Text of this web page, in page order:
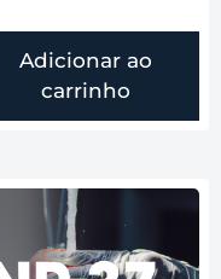
Adicionar ao
carrinho